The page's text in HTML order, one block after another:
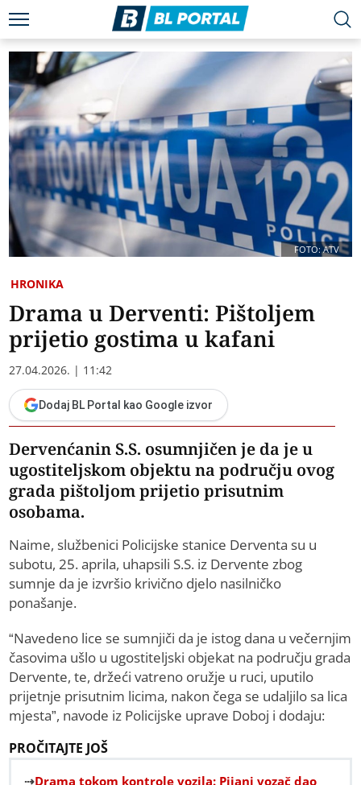
FOTO: ATV
HRONIKA
Drama u Derventi: Pištoljem
prijetio gostima u kafani
27.04.2026. | 11:42
Dodaj BL Portal kao Google izvor
Dervenćanin S.S. osumnjičen je da je u
ugostiteljskom objektu na području ovog
grada pištoljom prijetio prisutnim
osobama.
Naime, službenici Policijske stanice Derventa su u
subotu, 25. aprila, uhapsili S.S. iz Dervente zbog
sumnje da je izvršio krivično djelo nasilničko
ponašanje.
“Navedeno lice se sumnjiči da je istog dana u večernjim
časovima ušlo u ugostiteljski objekat na području grada
Dervente, te, držeći vatreno oružje u ruci, uputilo
prijetnje prisutnim licima, nakon čega se udaljilo sa lica
mjesta”, navode iz Policijske uprave Doboj i dodaju:
PROČITAJTE JOŠ
Drama tokom kontrole vozila: Pijani vozač dao